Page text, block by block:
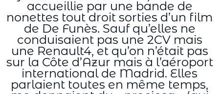
accueillie par une bande de
nonettes tout droit sorties d’un film
de De Funès. Sauf qu’elles ne
conduisaient pas une 2CV mais
une Renault4, et qu’on n’était pas
sur la Côte d’Azur mais à l’aéroport
international de Madrid. Elles
parlaient toutes en même temps,